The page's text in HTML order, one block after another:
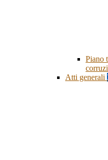
Piano
Atti generali